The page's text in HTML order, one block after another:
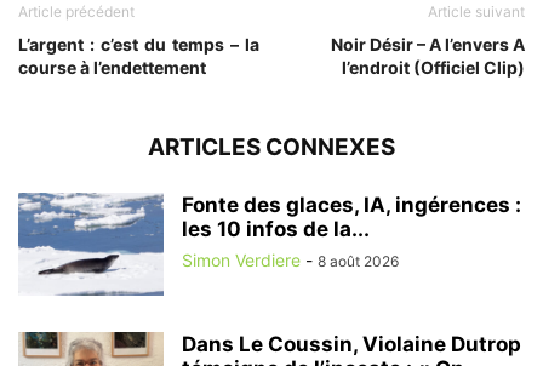
Article précédent
L’argent : c’est du temps – la
course à l’endettement
Article suivant
Noir Désir – A l’envers A
l’endroit (Officiel Clip)
ARTICLES CONNEXES
Fonte des glaces, IA, ingérences :
les 10 infos de la...
Simon Verdiere - 8 août 2026
Dans Le Coussin, Violaine Dutrop